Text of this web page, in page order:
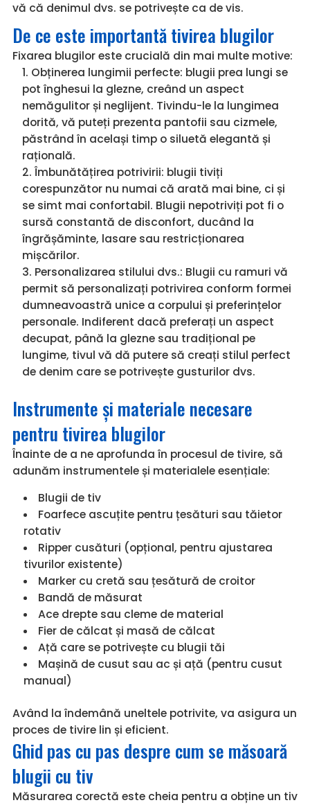
vă că denimul dvs. se potrivește ca de vis.
De ce este importantă tivirea blugilor
Fixarea blugilor este crucială din mai multe motive:
Obținerea lungimii perfecte: blugii prea lungi se
pot înghesui la glezne, creând un aspect
nemăgulitor și neglijent. Tivindu-le la lungimea
dorită, vă puteți prezenta pantofii sau cizmele,
păstrând în același timp o siluetă elegantă și
rațională.
Îmbunătățirea potrivirii: blugii tiviți
corespunzător nu numai că arată mai bine, ci și
se simt mai confortabil. Blugii nepotriviți pot fi o
sursă constantă de disconfort, ducând la
îngrășăminte, lasare sau restricționarea
mișcărilor.
Personalizarea stilului dvs.: Blugii cu ramuri vă
permit să personalizați potrivirea conform formei
dumneavoastră unice a corpului și preferințelor
personale. Indiferent dacă preferați un aspect
decupat, până la glezne sau tradițional pe
lungime, tivul vă dă putere să creați stilul perfect
de denim care se potrivește gusturilor dvs.
Instrumente și materiale necesare
pentru tivirea blugilor
Înainte de a ne aprofunda în procesul de tivire, să
adunăm instrumentele și materialele esențiale:
Blugii de tiv
Foarfece ascuțite pentru țesături sau tăietor
rotativ
Ripper cusături (opțional, pentru ajustarea
tivurilor existente)
Marker cu cretă sau țesătură de croitor
Bandă de măsurat
Ace drepte sau cleme de material
Fier de călcat și masă de călcat
Ață care se potrivește cu blugii tăi
Mașină de cusut sau ac și ață (pentru cusut
manual)
Având la îndemână uneltele potrivite, va asigura un
proces de tivire lin și eficient.
Ghid pas cu pas despre cum se măsoară
blugii cu tiv
Măsurarea corectă este cheia pentru a obține un tiv